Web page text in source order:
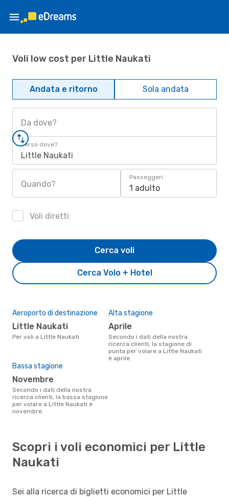
Voli low cost per Little Naukati
Andata e ritorno Sola andata
Da dove?
Verso dove?
Little Naukati
Quando?
Passeggeri
1 adulto
Voli diretti
Cerca Volo + Hotel
Cerca voli
Aeroporto di destinazione
Little Naukati
Per voli a Little Naukati
Alta stagione
aprile
Secondo i dati della nostra
ricerca clienti, la stagione di
punta per volare a Little Naukati
è aprile.
Bassa stagione
novembre
Secondo i dati della nostra
ricerca clienti, la bassa stagione
per volare a Little Naukati è
novembre.
Scopri i voli economici per Little
Naukati
Sei alla ricerca di biglietti economici per Little